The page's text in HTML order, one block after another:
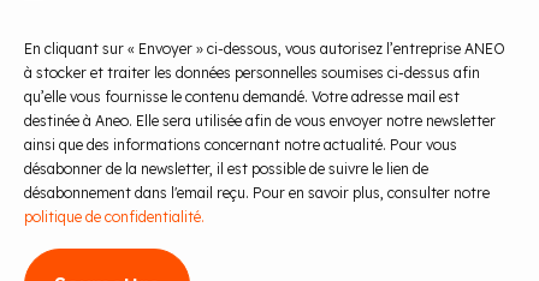
En cliquant sur « Envoyer » ci-dessous, vous autorisez l’entreprise ANEO
à stocker et traiter les données personnelles soumises ci-dessus afin
qu’elle vous fournisse le contenu demandé. Votre adresse mail est
destinée à Aneo. Elle sera utilisée afin de vous envoyer notre newsletter
ainsi que des informations concernant notre actualité. Pour vous
désabonner de la newsletter, il est possible de suivre le lien de
désabonnement dans l'email reçu. Pour en savoir plus, consulter notre
politique de confidentialité.